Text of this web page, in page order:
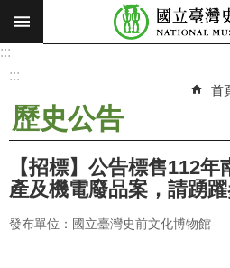
跳到主要內容區塊
搜
願
景
使
命
最
:::
:::
首
歷史公告
【招標】公告標售112
產及機電廢品案，請踴躍
發布單位：國立臺灣史前文化博物館